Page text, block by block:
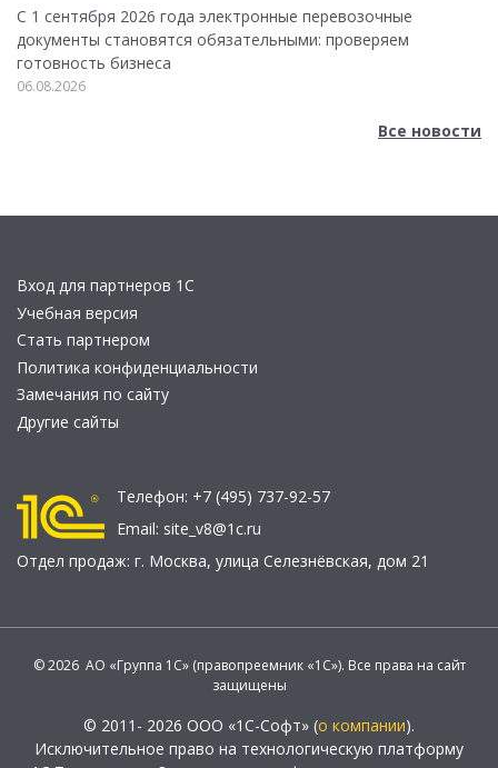
С 1 сентября 2026 года электронные перевозочные
документы становятся обязательными: проверяем
готовность бизнеса
06.08.2026
Все новости
Вход для партнеров 1С
Учебная версия
Стать партнером
Политика конфиденциальности
Замечания по сайту
Другие сайты
Телефон: +7 (495) 737-92-57
Email: site_v8@1c.ru
Отдел продаж: г. Москва, улица Селезнёвская, дом 21
© 2026 АО «Группа 1С» (правопреемник «1С»). Все права на сайт
защищены
© 2011- 2026 ООО «1С-Софт» (о компании).
Исключительное право на технологическую платформу